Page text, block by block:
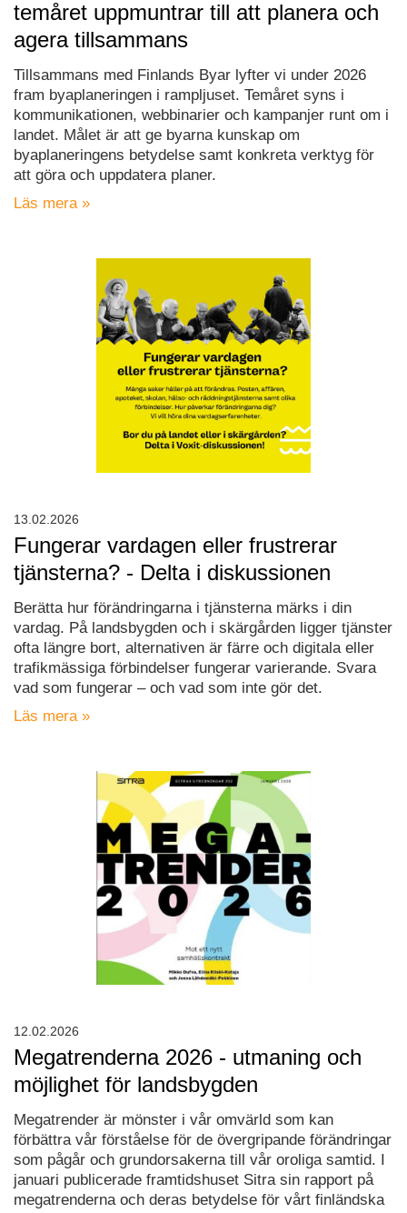
temåret uppmuntrar till att planera och
agera tillsammans
Tillsammans med Finlands Byar lyfter vi under 2026
fram byaplaneringen i rampljuset. Temåret syns i
kommunikationen, webbinarier och kampanjer runt om i
landet. Målet är att ge byarna kunskap om
byaplaneringens betydelse samt konkreta verktyg för
att göra och uppdatera planer.
Läs mera »
Fungerar vardagen eller frustrerar
tjänsterna? - Delta i diskussionen
Berätta hur förändringarna i tjänsterna märks i din
vardag. På landsbygden och i skärgården ligger tjänster
ofta längre bort, alternativen är färre och digitala eller
trafikmässiga förbindelser fungerar varierande. Svara
vad som fungerar – och vad som inte gör det.
Läs mera »
13.02.2026
Megatrenderna 2026 - utmaning och
möjlighet för landsbygden
Megatrender är mönster i vår omvärld som kan
förbättra vår förståelse för de övergripande förändringar
som pågår och grundorsakerna till vår oroliga samtid. I
januari publicerade framtidshuset Sitra sin rapport på
megatrenderna och deras betydelse för vårt finländska
12.02.2026